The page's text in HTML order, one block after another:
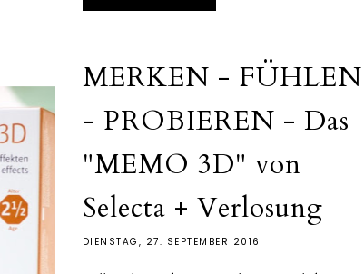
MERKEN - FÜHLEN
- PROBIEREN - Das
"MEMO 3D" von
Selecta + Verlosung
DIENSTAG, 27. SEPTEMBER 2016